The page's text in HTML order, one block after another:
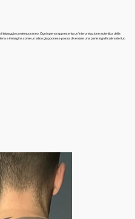
tatuaggio contemporaneo. Ogni opera rappresenta un’interpretazione autentica della
e immagina come un tattoo giapponese possa diventare una parte significativa del tuo